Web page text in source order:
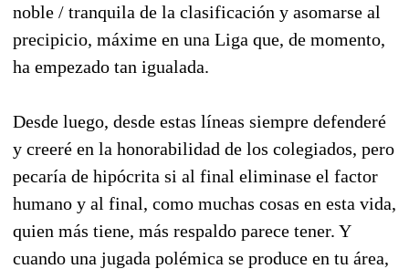
noble / tranquila de la clasificación y asomarse al
precipicio, máxime en una Liga que, de momento,
ha empezado tan igualada.
Desde luego, desde estas líneas siempre defenderé
y creeré en la honorabilidad de los colegiados, pero
pecaría de hipócrita si al final eliminase el factor
humano y al final, como muchas cosas en esta vida,
quien más tiene, más respaldo parece tener. Y
cuando una jugada polémica se produce en tu área,